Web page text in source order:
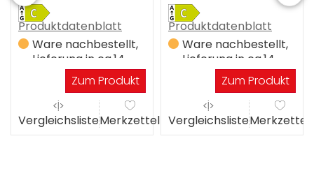
Produktdatenblatt
Ware nachbestellt,
Lieferung in ca.14
WerktagenZum Produkt
VergleichslisteMerkzettel
Produktdatenblatt
Ware nachbestellt,
Lieferung in ca.14
WerktagenZum Produkt
VergleichslisteMerkzettel